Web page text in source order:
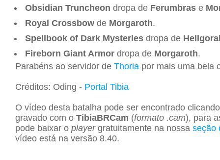
Obsidian Truncheon dropa de Ferumbras e
Royal Crossbow de Morgaroth.
Spellbook of Dark Mysteries dropa de
Fireborn Giant Armor dropa de Morgaroth.
Parabéns ao servidor de Thoria por mais uma bela
Créditos: Oding - Portal Tibia
O vídeo desta batalha pode ser encontrado
gravado com o TibiaBRCam (formato .cam), para
pode baixar o playergratuitamente na nossa seção
vídeo está na versão 8.40.